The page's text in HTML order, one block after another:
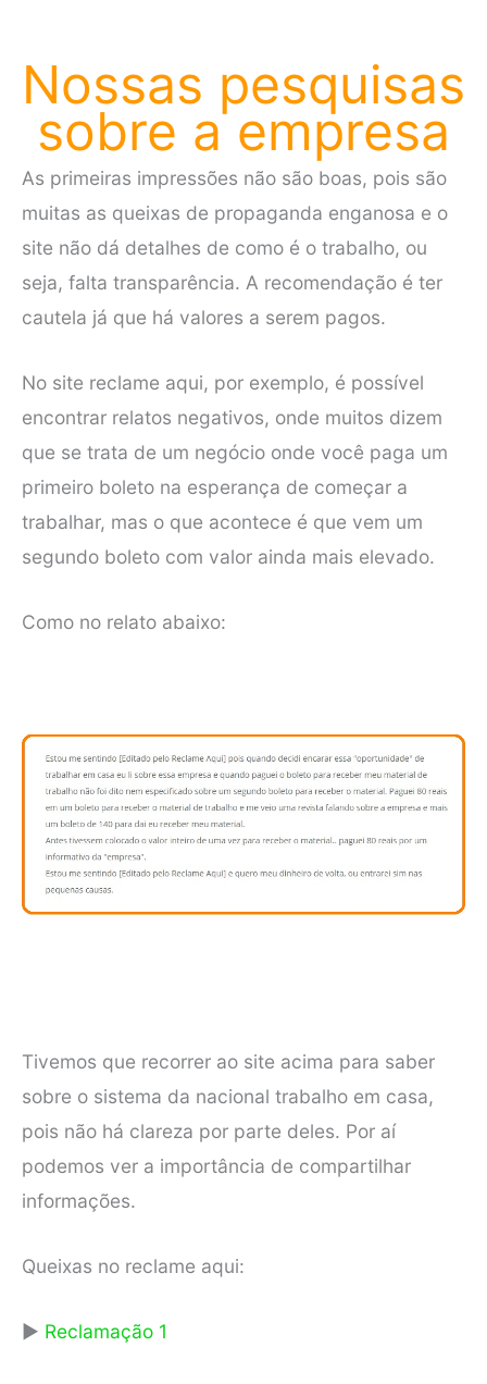
Nossas pesquisas
sobre a empresa
As primeiras impressões não são boas, pois são
muitas as queixas de propaganda enganosa e o
site não dá detalhes de como é o trabalho, ou
seja, falta transparência. A recomendação é ter
cautela já que há valores a serem pagos.
No site reclame aqui, por exemplo, é possível
encontrar relatos negativos, onde muitos dizem
que se trata de um negócio onde você paga um
primeiro boleto na esperança de começar a
trabalhar, mas o que acontece é que vem um
segundo boleto com valor ainda mais elevado.
Como no relato abaixo:
Tivemos que recorrer ao site acima para saber
sobre o sistema da nacional trabalho em casa,
pois não há clareza por parte deles. Por aí
podemos ver a importância de compartilhar
informações.
Queixas no reclame aqui:
► Reclamação 1